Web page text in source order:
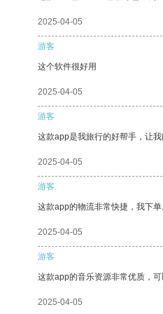
2025-04-05
游客
这个软件很好用
2025-04-05
游客
这款app是我旅行的好帮手，让
2025-04-05
游客
这款app的物流非常快捷，我下单
2025-04-05
游客
这款app的音乐资源非常优质，可
2025-04-05